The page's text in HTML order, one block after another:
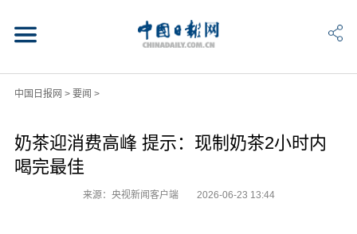
中国日报网 > 要闻 >
奶茶迎消费高峰 提示：现制奶茶2小时内
喝完最佳
来源：央视新闻客户端 2026-06-23 13:44